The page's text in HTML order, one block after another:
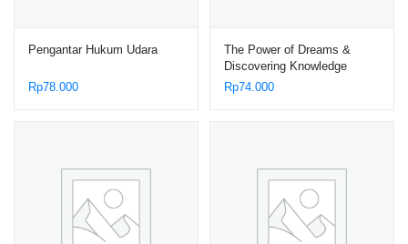
Pengantar Hukum Udara
Rp78.000
The Power of Dreams &
Discovering Knowledge
Rp74.000